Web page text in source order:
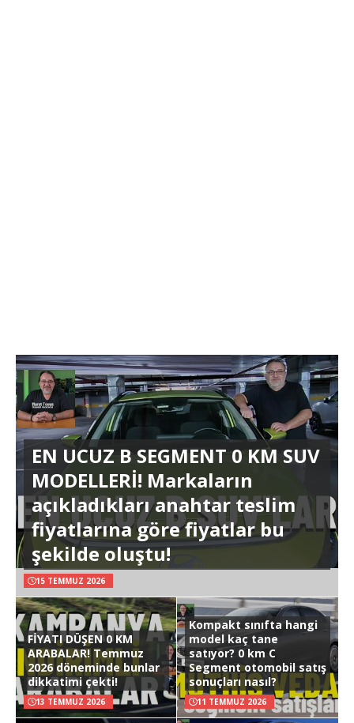
EN UCUZ B SEGMENT 0 KM SUV
MODELLERİ! Markaların
açıkladıkları anahtar teslim
fiyatlarına göre fiyatlar bu
şekilde oluştu!
15 TEMMUZ 2026
FİYATI DÜŞEN 0 KM
ARABALAR! Temmuz
2026 döneminde bunlar
dikkatimi çekti!
13 TEMMUZ 2026
Kompakt sınıfta hangi
model kaç tane
satıyor? 0 km C
Segment otomobil satış
sonuçları nasıl?
11 TEMMUZ 2026